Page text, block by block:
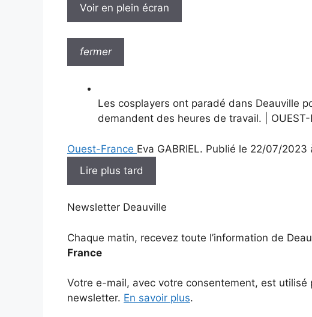
Voir en plein écran
fermer
Les cosplayers ont paradé dans Deauville
demandent des heures de travail. |
Ouest-France Eva GABRIEL. Publié le 22/07/2023
Lire plus tard
Newsletter Deauville
Chaque matin, recevez toute l’information de
France
Votre e-mail, avec votre consentement, est
newsletter. En savoir plus.